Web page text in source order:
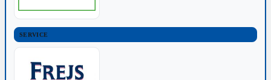
SERVICE